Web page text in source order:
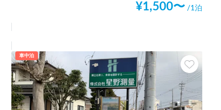
¥1,500〜 /1泊
車中泊